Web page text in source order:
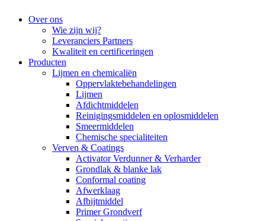
Over ons
Wie zijn wij?
Leveranciers Partners
Kwaliteit en certificeringen
Producten
Lijmen en chemicaliën
Oppervlaktebehandelingen
Lijmen
Afdichtmiddelen
Reinigingsmiddelen en oplosmiddelen
Smeermiddelen
Chemische specialiteiten
Verven & Coatings
Activator Verdunner & Verharder
Grondlak & blanke lak
Conformal coating
Afwerklaag
Afbijtmiddel
Primer Grondverf